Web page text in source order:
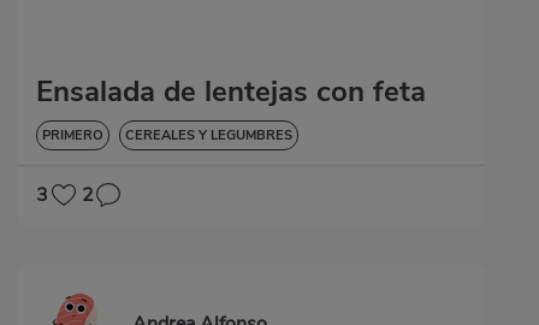
Ensalada de lentejas con feta
PRIMERO CEREALES Y LEGUMBRES
3 2